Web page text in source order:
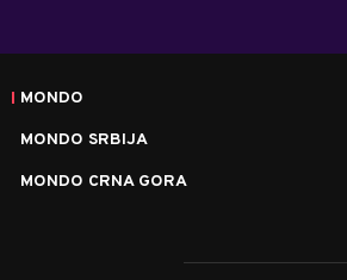
MONDO
MONDO SRBIJA
MONDO CRNA GORA